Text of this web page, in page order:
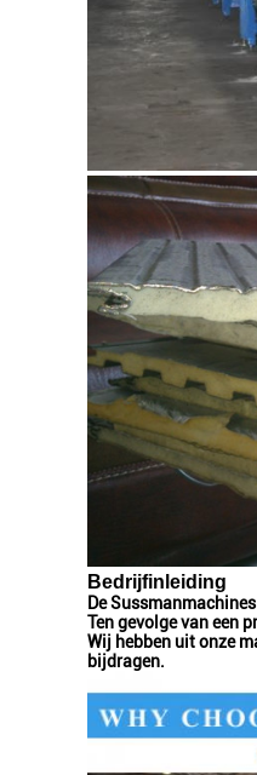
Bedrijfinleiding
De
Ten gevolge van een
Wij hebben uit onze
bijdragen.